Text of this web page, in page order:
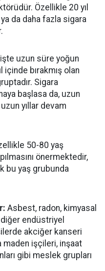
Özellikle 20 yıl
da daha fazla sigara
uzun süre yoğun
bırakmış olan
Sigara
başlasa da, uzun
yıllar devam
50-80 yaş
önermektedir,
bu yaş grubunda
Asbest, radon, kimyasal
endüstriyel
akciğer kanseri
maden işçileri, inşaat
gibi meslek grupları